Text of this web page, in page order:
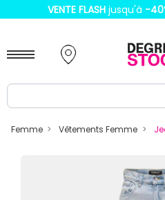
VENTE FLASH jusqu'à -
Femme Vêtements Femme